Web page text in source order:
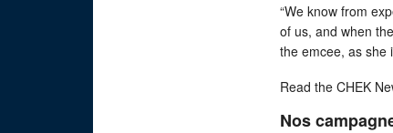
“We know from
of us, and when
the emcee, as she
Read the CHEK
Nos